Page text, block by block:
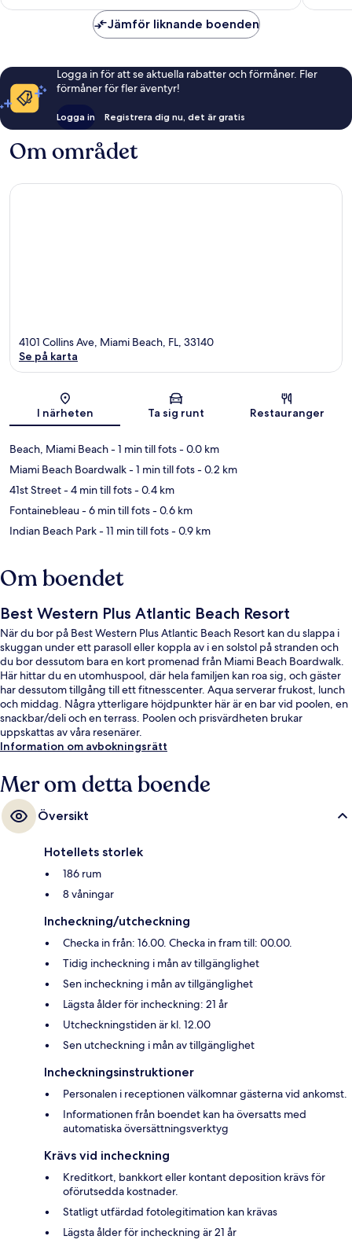
Jämför liknande boenden
Logga in för att se aktuella rabatter och förmåner. Fler
förmåner för fler äventyr!
Logga in Registrera dig nu, det är gratis
Om området
Karta
4101 Collins Ave, Miami Beach, FL, 33140
Se på karta
I närheten Ta sig runt Restauranger
Beach, Miami Beach- 1 min till fots- 0.0 km
Miami Beach Boardwalk- 1 min till fots- 0.2 km
41st Street- 4 min till fots- 0.4 km
Fontainebleau- 6 min till fots- 0.6 km
Indian Beach Park- 11 min till fots- 0.9 km
Om boendet
Best Western Plus Atlantic Beach Resort
När du bor på Best Western Plus Atlantic Beach Resort kan du slappa i
skuggan under ett parasoll eller koppla av i en solstol på stranden och
du bor dessutom bara en kort promenad från Miami Beach Boardwalk.
Här hittar du en utomhuspool, där hela familjen kan roa sig, och gäster
har dessutom tillgång till ett fitnesscenter. Aqua serverar frukost, lunch
och middag. Några ytterligare höjdpunkter här är en bar vid poolen, en
snackbar/deli och en terrass. Poolen och prisvärdheten brukar
uppskattas av våra resenärer.
Information om avbokningsrätt
Mer om detta boende
Översikt
Hotellets storlek
186 rum
8 våningar
Incheckning/utcheckning
Checka in från: 16.00. Checka in fram till: 00.00.
Tidig incheckning i mån av tillgänglighet
Sen incheckning i mån av tillgänglighet
Lägsta ålder för incheckning: 21 år
Utcheckningstiden är kl. 12.00
Sen utcheckning i mån av tillgänglighet
Incheckningsinstruktioner
Personalen i receptionen välkomnar gästerna vid ankomst.
Informationen från boendet kan ha översatts med
automatiska översättningsverktyg
Krävs vid incheckning
Kreditkort, bankkort eller kontant deposition krävs för
oförutsedda kostnader.
Statligt utfärdad fotolegitimation kan krävas
Lägsta ålder för incheckning är 21 år